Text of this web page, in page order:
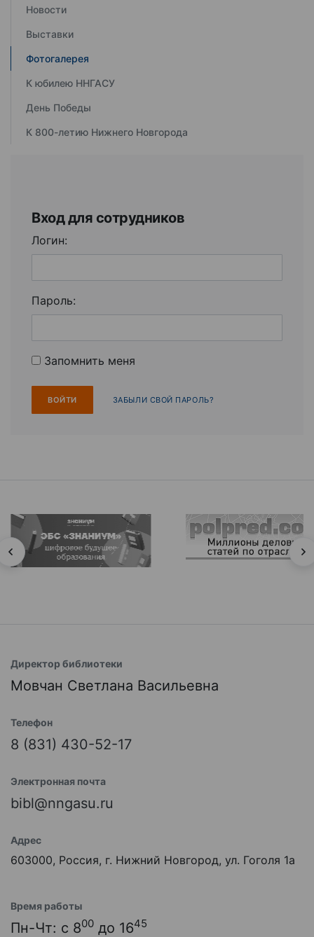
Новости
Выставки
Фотогалерея
К юбилею ННГАСУ
День Победы
К 800-летию Нижнего Новгорода
Вход для сотрудников
Логин:
Пароль:
Запомнить меня
ЗАБЫЛИ СВОЙ ПАРОЛЬ?
Директор библиотеки
Мовчан Светлана Васильевна
Телефон
8 (831) 430-52-17
Электронная почта
bibl@nngasu.ru
Адрес
603000, Россия, г. Нижний Новгород, ул. Гоголя 1а
Время работы
Пн-Чт: с 800 до 1645